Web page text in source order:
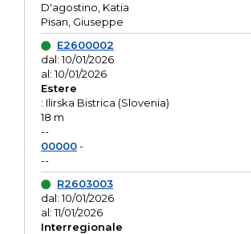
D'agostino, Katia
Pisan, Giuseppe
E2600002
dal: 10/01/2026
al: 10/01/2026
Estere
: Ilirska Bistrica (Slovenia)
18 m
--
00000-
--
R2603003
dal: 10/01/2026
al: 11/01/2026
Interregionale